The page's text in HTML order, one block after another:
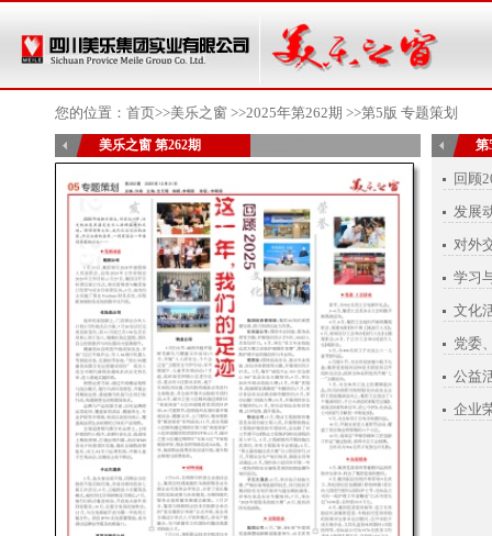
您的位置： 首页>>美乐之窗 >>2025年第262期 >>第5版 专题策划
美乐之窗 第262期 第
回顾
发展
对外
学习
文化
党委
公益
企业